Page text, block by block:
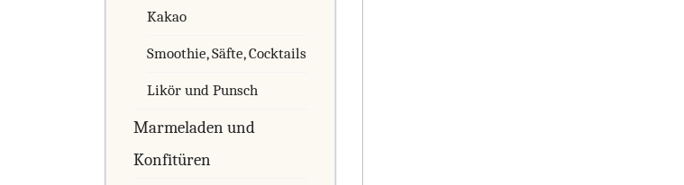
Kakao
Smoothie, Säfte, Cocktails
Likör und Punsch
Marmeladen und
Konfitüren